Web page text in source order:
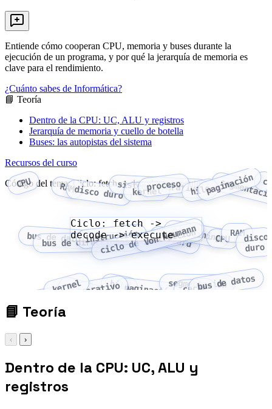
Entiende cómo cooperan CPU, memoria y buses durante la
ejecución de un programa, y por qué la jerarquía de memoria es
clave para el rendimiento.
¿Cuánto sabes de Informática?
📘 Teoría
Dentro de la CPU: UC, ALU y registros
Jerarquía de memoria y cuello de botella
Buses: las autopistas del sistema
Recursos del curso
Código del tema: Ciclo: fetch -> decode -> execute
CPU RAMdisco durosistema operativo
kernelproceso hilopaginación
bus de datos
bus de direcciones
instrucción
ciclo de instrucción
Von Neumann
Harvard
pipeliningCPU
RAMdisco
duro
sistema operativo
kernelproceso hilopaginaciónsegmentación
cachébus de datos
Ciclo: fetch ->
decode -> execute
📘 Teoría
‹ ›
Dentro de la CPU: UC, ALU y
registros